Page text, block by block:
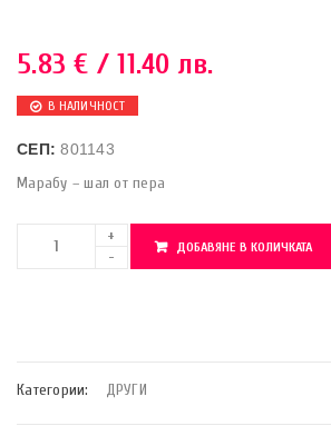
5.83€ / 11.40 лв.
В НАЛИЧНОСТ
СЕП:801143
Марабу – шал от пера
ДОБАВЯНЕ В КОЛИЧКАТА
Категории: ДРУГИ